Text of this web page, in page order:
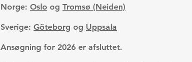
Norge: Oslo og Tromsø (Neiden)
Sverige: Göteborg og Uppsala
Ansøgning for 2026 er afsluttet.